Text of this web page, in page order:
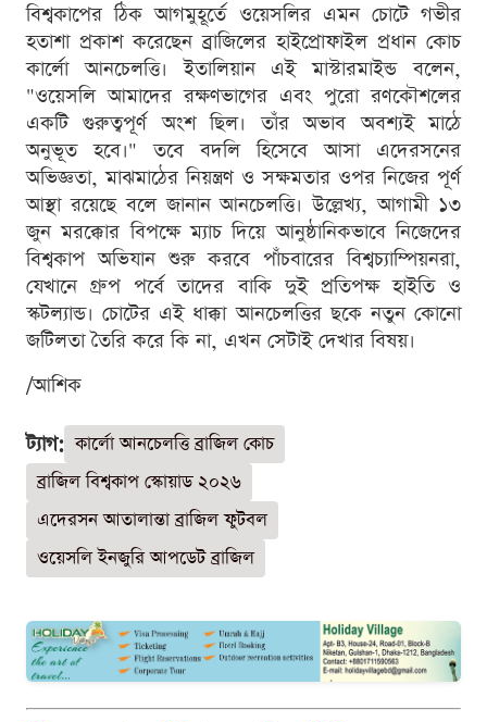
বিশ্বকাপের ঠিক আগমুহূর্তে ওয়েসলির এমন চোটে গভীর
হতাশা প্রকাশ করেছেন ব্রাজিলের হাইপ্রোফাইল প্রধান কোচ
কার্লো আনচেলত্তি। ইতালিয়ান এই মাস্টারমাইন্ড বলেন,
"ওয়েসলি আমাদের রক্ষণভাগের এবং পুরো রণকৌশলের
একটি গুরুত্বপূর্ণ অংশ ছিল। তাঁর অভাব অবশ্যই মাঠে
অনুভূত হবে।" তবে বদলি হিসেবে আসা এদেরসনের
অভিজ্ঞতা, মাঝমাঠের নিয়ন্ত্রণ ও সক্ষমতার ওপর নিজের পূর্ণ
আস্থা রয়েছে বলে জানান আনচেলত্তি। উল্লেখ্য, আগামী ১৩
জুন মরক্কোর বিপক্ষে ম্যাচ দিয়ে আনুষ্ঠানিকভাবে নিজেদের
বিশ্বকাপ অভিযান শুরু করবে পাঁচবারের বিশ্বচ্যাম্পিয়নরা,
যেখানে গ্রুপ পর্বে তাদের বাকি দুই প্রতিপক্ষ হাইতি ও
স্কটল্যান্ড। চোটের এই ধাক্কা আনচেলত্তির ছকে নতুন কোনো
জটিলতা তৈরি করে কি না, এখন সেটাই দেখার বিষয়।
/আশিক
ট্যাগ: কার্লো আনচেলত্তি ব্রাজিল কোচ
ব্রাজিল বিশ্বকাপ স্কোয়াড ২০২৬
এদেরসন আতালান্তা ব্রাজিল ফুটবল
ওয়েসলি ইনজুরি আপডেট ব্রাজিল